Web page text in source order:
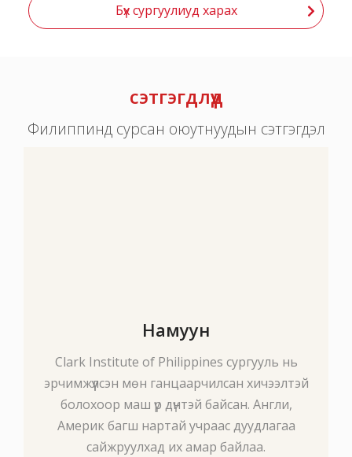
Бүх сургуулиуд харах
сэтгэгдлүүд
Филиппинд сурсан оюутнуудын сэтгэгдэл
Намуун
Clark Institute of Philippines сургууль нь
эрчимжүүлсэн мөн ганцаарчилсан хичээлтэй
болохоор маш үр дүнтэй байсан. Англи,
Америк багш нартай учраас дуудлагаа
сайжруулхад их амар байлаа.